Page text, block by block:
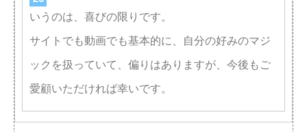
いうのは、喜びの限りです。
サイトでも動画でも基本的に、自分の好みのマジ
ックを扱っていて、偏りはありますが、今後もご
愛顧いただければ幸いです。